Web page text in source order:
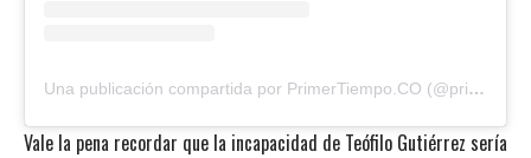
Una publicación compartida por PrimerTiempo.CO (@primertiempoco)
Vale la pena recordar que la incapacidad de Teófilo Gutiérrez sería